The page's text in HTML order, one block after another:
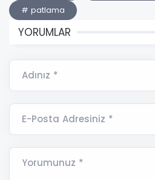
# patlama
YORUMLAR
Adınız *
E-Posta Adresiniz *
Yorumunuz *